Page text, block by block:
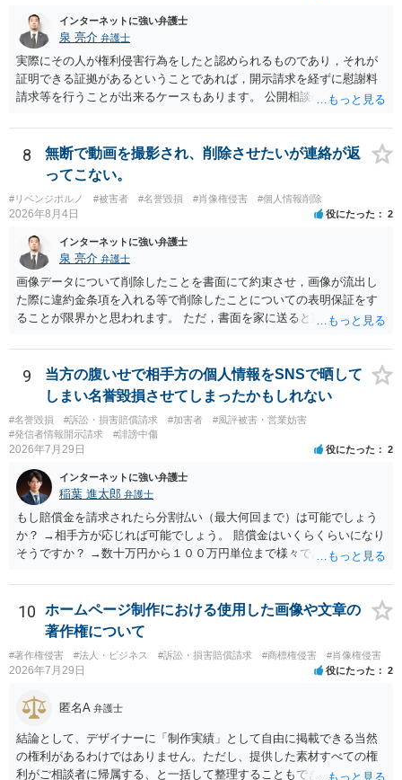
インターネットに強い弁護士
泉 亮介 弁護士
実際にその人が権利侵害行為をしたと認められるものであり，それが
証明できる証拠があるということであれば，開示請求を経ずに慰謝料
請求等を行うことが出来るケースもあります。 公開相談の場では回答
に個別に相談されると良いでしょう。
8
無断で動画を撮影され、削除させたいが連絡が返
ってこない。
#リベンジポルノ #被害者 #名誉毀損 #肖像権侵害 #個人情報削除
2026年8月4日 役にたった 2
インターネットに強い弁護士
泉 亮介 弁護士
画像データについて削除したことを書面にて約束させ，画像が流出し
た際に違約金条項を入れる等で削除したことについての表明保証をす
ることが限界かと思われます。 ただ，書面を家に送ると家族に不貞行
除等を求めることは避けたほうが良いかと思われます。
9
当方の腹いせで相手方の個人情報をSNSで晒して
しまい名誉毀損させてしまったかもしれない
#名誉毀損 #訴訟・損害賠償請求 #加害者
#風評被害・営業妨害
#発信者情報開示請求
#誹謗中傷
2026年7月29日 役にたった 2
インターネットに強い弁護士
稲葉 進太郎 弁護士
もし賠償金を請求されたら分割払い（最大何回まで）は可能でしょう
か？ →相手方が応じれば可能でしょう。 賠償金はいくらくらいになり
そうですか？ →数十万円から１００万円単位まで様々であり、不明で
渉が行われ、双方合意に至れば支払が開始され、決裂して相手方が訴
訟提起を選択すれば訴訟の中で解決がなされる流れが通常です。
10
ホームページ制作における使用した画像や文章の
著作権について
#著作権侵害 #法人・ビジネス #訴訟・損害賠償請求 #商標権侵害 #肖像権侵害
2026年7月29日 役にたった 2
匿名A 弁護士
結論として、デザイナーに「制作実績」として自由に掲載できる当然
の権利があるわけではありません。ただし、提供した素材すべての権
利がご相談者に帰属する、と一括して整理することもできません。 ご